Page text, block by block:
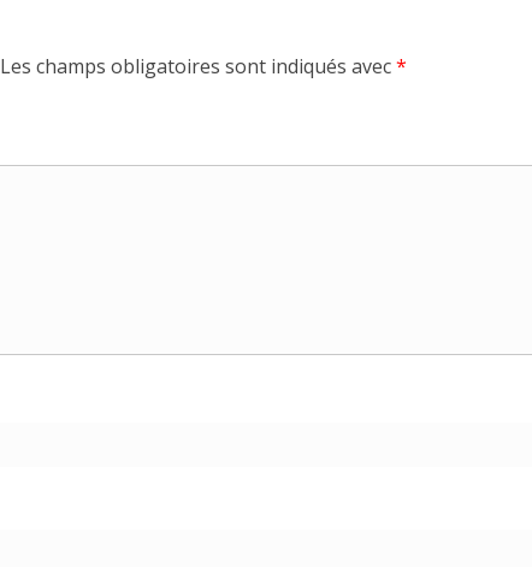
Les champs obligatoires sont indiqués avec*